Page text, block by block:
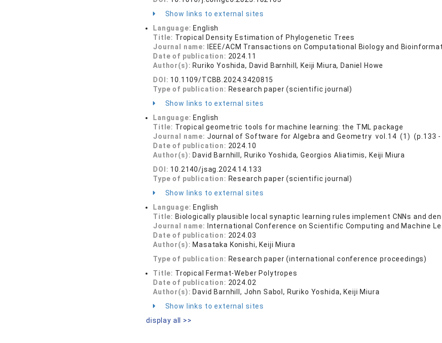
Show links to external sites
Language: English
Title: Tropical Density Estimation of Phylogenetic Trees
Journal name:
IEEE/ACM Transactions on Computational Biology and
Date of publication: 2024.11
Author(s): Ruriko Yoshida, David Barnhill, Keiji Miura, Daniel Howe
DOI: 10.1109/TCBB.2024.3420815
Type of publication: Research paper (scientific journal)
Show links to external sites
Language: English
Title: Tropical geometric tools for machine learning: the TML package
Journal name: Journal of Software for Algebra and Geometry vol.14 (1) (p.133 -
Date of publication: 2024.10
Author(s): David Barnhill, Ruriko Yoshida, Georgios Aliatimis, Keiji Miura
DOI: 10.2140/jsag.2024.14.133
Type of publication: Research paper (scientific journal)
Show links to external sites
Language: English
Title: Biologically plausible local synaptic learning rules implement CNNs and
Journal name:
International Conference on Scientific Computing and Machine
Date of publication: 2024.03
Author(s): Masataka Konishi, Keiji Miura
Type of publication: Research paper (international conference proceedings)
Title: Tropical Fermat-Weber Polytropes
Date of publication: 2024.02
Author(s): David Barnhill, John Sabol, Ruriko Yoshida, Keiji Miura
Show links to external sites
display all >>